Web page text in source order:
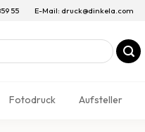
55 E-Mail: druck@dinkela.com
Fotodruck Aufsteller